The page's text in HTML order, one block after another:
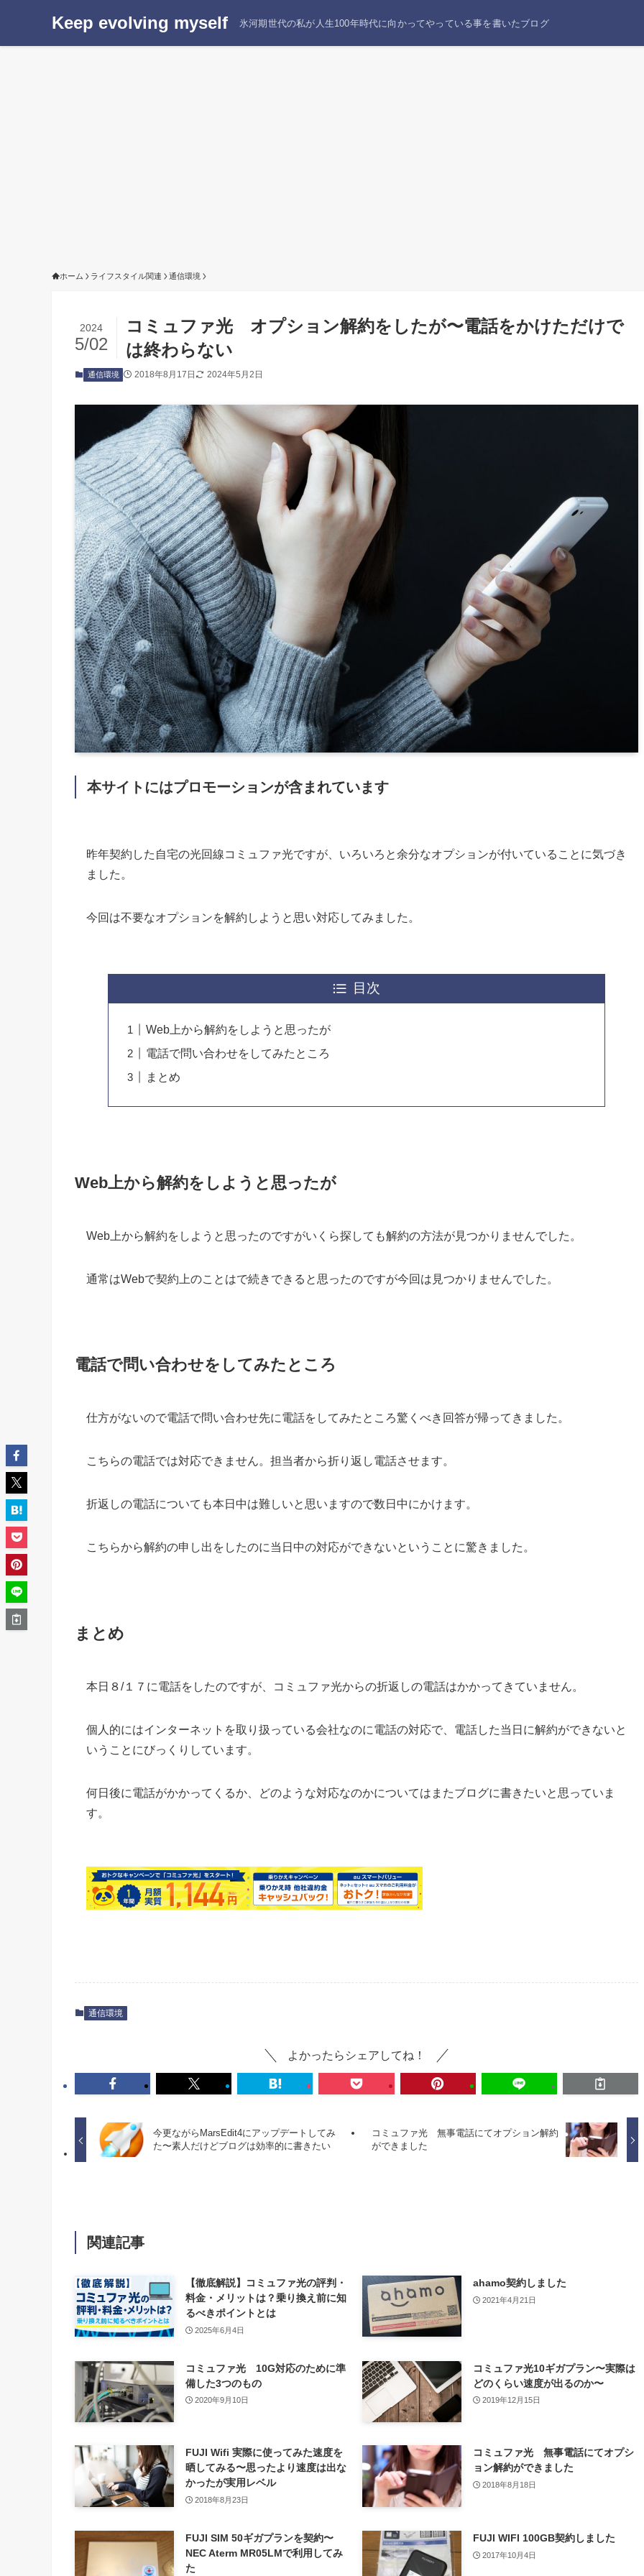
Keep evolving myself 氷河期世代の私が人生100年時代に向かってやっている事を書いたブログ
ホーム ライフスタイル関連 通信環境
コミュファ光 オプション解約をしたが〜電話をかけただけで
は終わらない
2024
5/02
通信環境 2018年8月17日 2024年5月2日
本サイトにはプロモーションが含まれています
昨年契約した自宅の光回線コミュファ光ですが、いろいろと余分なオプションが付いていることに気づき
ました。
今回は不要なオプションを解約しようと思い対応してみました。
目次
Web上から解約をしようと思ったが
電話で問い合わせをしてみたところ
まとめ
Web上から解約をしようと思ったが
Web上から解約をしようと思ったのですがいくら探しても解約の方法が見つかりませんでした。
通常はWebで契約上のことはで続きできると思ったのですが今回は見つかりませんでした。
電話で問い合わせをしてみたところ
仕方がないので電話で問い合わせ先に電話をしてみたところ驚くべき回答が帰ってきました。
こちらの電話では対応できません。担当者から折り返し電話させます。
折返しの電話についても本日中は難しいと思いますので数日中にかけます。
こちらから解約の申し出をしたのに当日中の対応ができないということに驚きました。
まとめ
本日８/１７に電話をしたのですが、コミュファ光からの折返しの電話はかかってきていません。
個人的にはインターネットを取り扱っている会社なのに電話の対応で、電話した当日に解約ができないと
いうことにびっくりしています。
何日後に電話がかかってくるか、どのような対応なのかについてはまたブログに書きたいと思っていま
す。
通信環境
よかったらシェアしてね！
今更ながらMarsEdit4にアップデートしてみ
た〜素人だけどブログは効率的に書きたい
コミュファ光 無事電話にてオプション解約
ができました
関連記事
【徹底解説】コミュファ光の評判・
料金・メリットは？乗り換え前に知
るべきポイントとは
2025年6月4日
ahamo契約しました
2021年4月21日
コミュファ光 10G対応のために準
備した3つのもの
2020年9月10日
コミュファ光10ギガプラン〜実際は
どのくらい速度が出るのか〜
2019年12月15日
FUJI Wifi 実際に使ってみた速度を
晒してみる〜思ったより速度は出な
かったが実用レベル
2018年8月23日
コミュファ光 無事電話にてオプシ
ョン解約ができました
2018年8月18日
FUJI SIM 50ギガプランを契約〜
NEC Aterm MR05LMで利用してみ
た
FUJI WIFI 100GB契約しました
2017年10月4日